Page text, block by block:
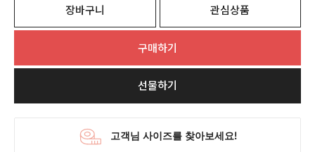
장바구니 관심상품
구매하기
선물하기